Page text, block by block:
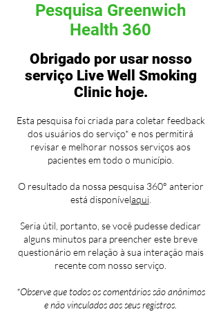
Pesquisa Greenwich
Health 360
Obrigado por usar nosso
serviço Live Well Smoking
Clinic hoje.
Esta pesquisa foi criada para coletar feedback
dos usuários do serviço* e nos permitirá
revisar e melhorar nossos serviços aos
pacientes em todo o município.
O resultado da nossa pesquisa 360° anterior
está disponívelaqui.
Seria útil, portanto, se você pudesse dedicar
alguns minutos para preencher este breve
questionário em relação à sua interação mais
recente com nosso serviço.
*Observe que todos os comentários são anônimos
e não vinculados aos seus registros.